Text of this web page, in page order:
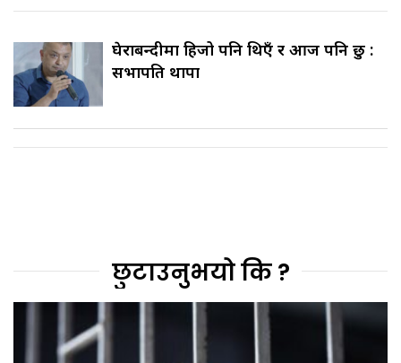
घेराबन्दीमा हिजो पनि थिएँ र आज पनि छु :
सभापति थापा
छुटाउनुभयो कि ?